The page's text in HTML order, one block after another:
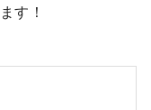
す！